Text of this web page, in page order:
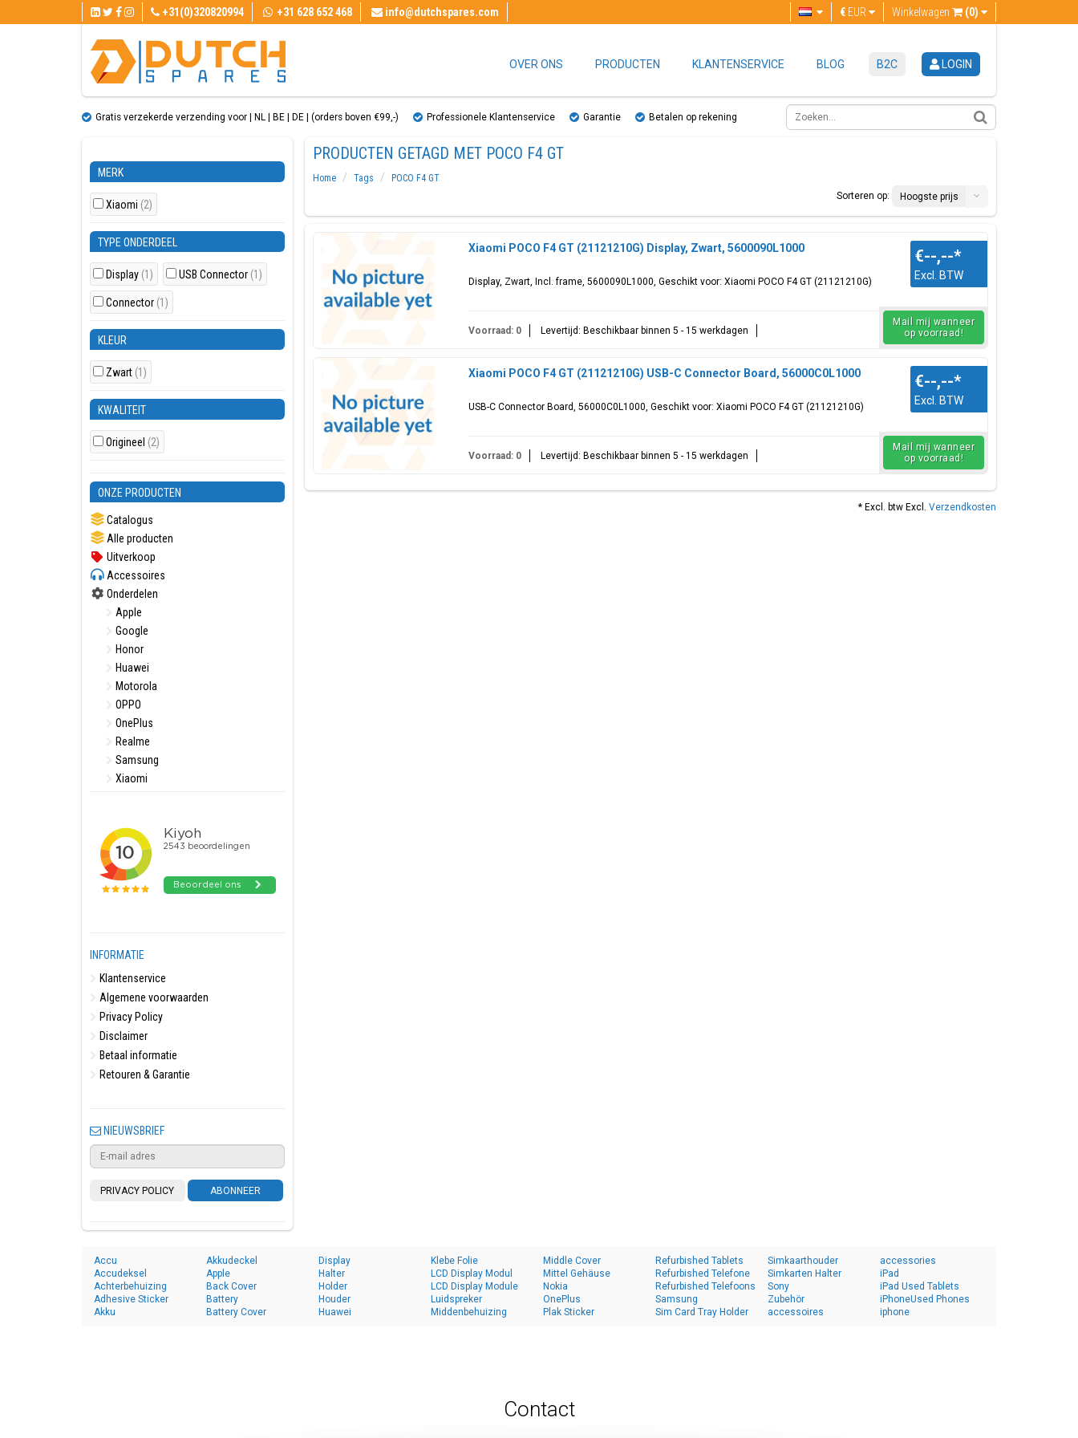
+31(0)320820994 +31 628 652 468 info@dutchspares.com Winkelwagen (0)
€ EUR
OVER ONS PRODUCTEN KLANTENSERVICE BLOG B2C LOGIN
Gratis verzekerde verzending voor | NL | BE | DE | (orders boven €99,-) Professionele Klantenservice Garantie Betalen op rekening
MERK
Xiaomi (2)
TYPE ONDERDEEL
Display (1) USB Connector (1)
Connector (1)
KLEUR
Zwart (1)
KWALITEIT
Origineel (2)
ONZE PRODUCTEN
Catalogus
Alle producten
Uitverkoop
Accessoires
Onderdelen
Apple
Google
Honor
Huawei
Motorola
OPPO
OnePlus
Realme
Samsung
Xiaomi
INFORMATIE
Klantenservice
Algemene voorwaarden
Privacy Policy
Disclaimer
Betaal informatie
Retouren & Garantie
NIEUWSBRIEF
PRIVACY POLICY ABONNEER
PRODUCTEN GETAGD MET POCO F4 GT
Home Tags
POCO F4 GT
Sorteren op:
Hoogste prijs
Xiaomi POCO F4 GT (21121210G) Display, Zwart, 5600090L1000
Display, Zwart, Incl. frame, 5600090L1000, Geschikt voor: Xiaomi POCO F4 GT (21121210G)
€--,--*
Excl. BTW
Voorraad: 0 Levertijd: Beschikbaar binnen 5 - 15 werkdagen
Mail mij wanneer
op voorraad!
Xiaomi POCO F4 GT (21121210G) USB-C Connector Board, 56000C0L1000
USB-C Connector Board, 56000C0L1000, Geschikt voor: Xiaomi POCO F4 GT (21121210G)
€--,--*
Excl. BTW
Voorraad: 0 Levertijd: Beschikbaar binnen 5 - 15 werkdagen
Mail mij wanneer
op voorraad!
* Excl. btw Excl. Verzendkosten
Accu
Accudeksel
Achterbehuizing
Adhesive Sticker
Akku
Akkudeckel
Apple
Back Cover
Battery
Battery Cover
Display
Halter
Holder
Houder
Huawei
Klebe Folie
LCD Display Modul
LCD Display Module
Luidspreker
Middenbehuizing
Middle Cover
Mittel Gehäuse
Nokia
OnePlus
Plak Sticker
Refurbished Tablets
Refurbished Telefone
Refurbished Telefoons
Samsung
Sim Card Tray Holder
Simkaarthouder
Simkarten Halter
Sony
Zubehör
accessoires
accessories
iPad
iPad Used Tablets
iPhoneUsed Phones
iphone
Contact